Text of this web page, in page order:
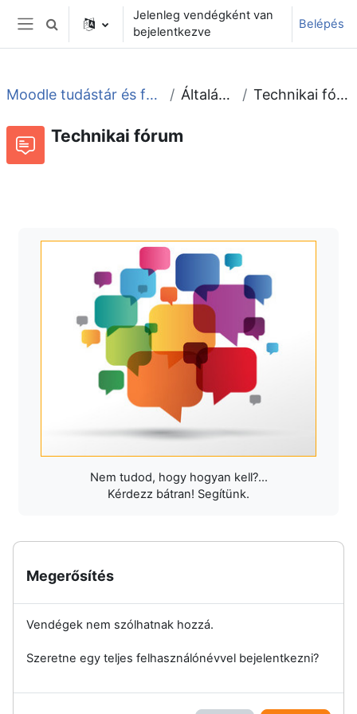
Tovább a fő tartalomhoz
Oldalpanel
Keresési bemeneti adatok váltása
Jelenleg vendégként van
bejelentkezve
Belépés
Moodle tudástár és fórum Általános Technikai fórum
Technikai fórum
Nem tudod, hogy hogyan kell?...
Kérdezz bátran! Segítünk.
Megerősítés
Vendégek nem szólhatnak hozzá.
Szeretne egy teljes felhasználónévvel bejelentkezni?